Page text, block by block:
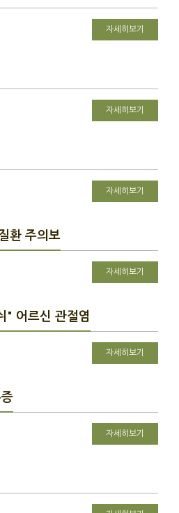
자세히보기
자세히보기
자세히보기
환 주의보
자세히보기
" 어르신 관절염
자세히보기
자세히보기